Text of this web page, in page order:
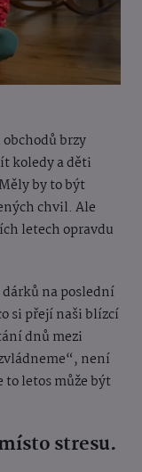
brzy
koledy a děti
by to být
chvil. Ale
letech opravdu
na poslední
si přejí naši blízcí
dnů mezi
není
to letos může být
stresu.